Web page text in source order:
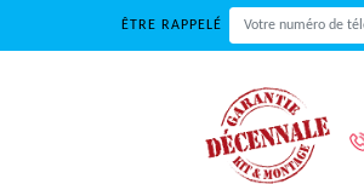
ÊTRE RAPPELÉ